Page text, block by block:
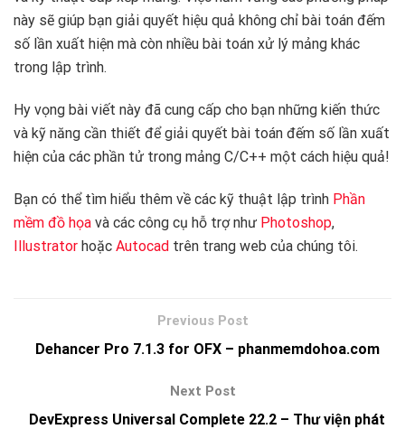
này sẽ giúp bạn giải quyết hiệu quả không chỉ bài toán đếm
số lần xuất hiện mà còn nhiều bài toán xử lý mảng khác
trong lập trình.
Hy vọng bài viết này đã cung cấp cho bạn những kiến thức
và kỹ năng cần thiết để giải quyết bài toán đếm số lần xuất
hiện của các phần tử trong mảng C/C++ một cách hiệu quả!
Bạn có thể tìm hiểu thêm về các kỹ thuật lập trình Phần
mềm đồ họa và các công cụ hỗ trợ như Photoshop,
Illustrator hoặc Autocad trên trang web của chúng tôi.
Dehancer Pro 7.1.3 for OFX – phanmemdohoa.com
DevExpress Universal Complete 22.2 – Thư viện phát